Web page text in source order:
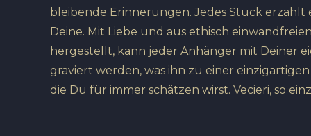
bleibende Erinnerungen. Jedes Stück erzählt
Deine. Mit Liebe und aus ethisch
hergestellt, kann jeder Anhänger mit Deiner
graviert werden, was ihn zu einer
die Du für immer schätzen wirst. Vecieri, so